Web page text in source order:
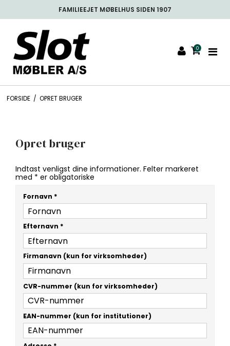
FAMILIEEJET MØBELHUS SIDEN 1907
0
FORSIDE / OPRET BRUGER
Opret bruger
Indtast venligst dine informationer. Felter markeret
med * er obligatoriske
Fornavn *
Efternavn *
Firmanavn (kun for virksomheder)
CVR-nummer (kun for virksomheder)
EAN-nummer (kun for institutioner)